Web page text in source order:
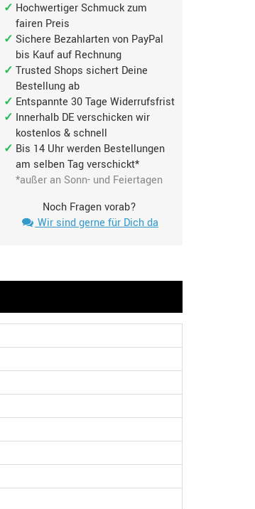
Hochwertiger Schmuck zum
fairen Preis
Sichere Bezahlarten von PayPal
bis Kauf auf Rechnung
Trusted Shops sichert Deine
Bestellung ab
Entspannte 30 Tage Widerrufsfrist
Innerhalb DE verschicken wir
kostenlos & schnell
Bis 14 Uhr werden Bestellungen
am selben Tag verschickt*
*außer an Sonn- und Feiertagen
Noch Fragen vorab?
Wir sind gerne für Dich da